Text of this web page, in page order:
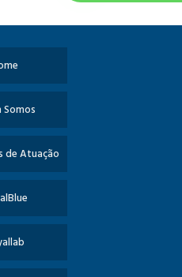
Somos
de Atuação